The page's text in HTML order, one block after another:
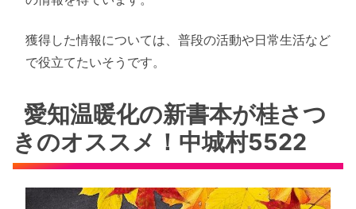
獲得した情報については、普段の活動や日常生活など
で役立てたいそうです。
愛知温暖化の新書本が桂さつ
きのオススメ！中城村5522